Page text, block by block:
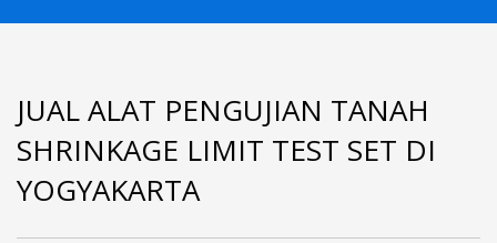
JUAL ALAT PENGUJIAN TANAH
SHRINKAGE LIMIT TEST SET DI
YOGYAKARTA